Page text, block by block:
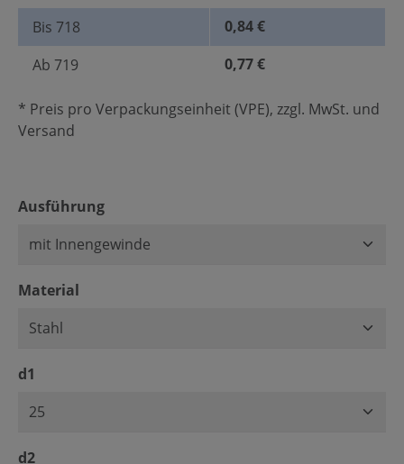
Bis 718
0,84 €
Ab 719 0,77 €
* Preis pro Verpackungseinheit (VPE), zzgl. MwSt. und
Versand
Ausführungauswählen
Material
d1
d2auswählen